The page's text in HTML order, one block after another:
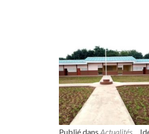
Publié dans Actualités